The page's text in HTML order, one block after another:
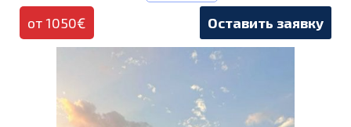
от 1050€ Оставить заявку